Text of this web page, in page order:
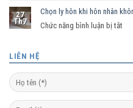
hôn
27
Th7
Chọn ly hôn khi hôn nhân
Chức năng bình luận bị tắt
hôn
khi
LIÊN HỆ